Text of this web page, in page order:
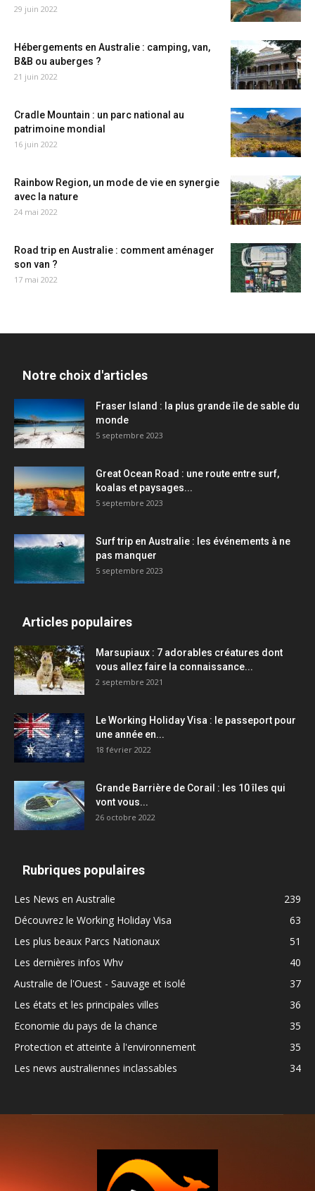
29 juin 2022
Hébergements en Australie : camping, van,
B&B ou auberges ?
21 juin 2022
Cradle Mountain : un parc national au
patrimoine mondial
16 juin 2022
Rainbow Region, un mode de vie en synergie
avec la nature
24 mai 2022
Road trip en Australie : comment aménager
son van ?
17 mai 2022
Notre choix d'articles
Fraser Island : la plus grande île de sable du
monde
5 septembre 2023
Great Ocean Road : une route entre surf,
koalas et paysages...
5 septembre 2023
Surf trip en Australie : les événements à ne
pas manquer
5 septembre 2023
Articles populaires
Marsupiaux : 7 adorables créatures dont
vous allez faire la connaissance...
2 septembre 2021
Le Working Holiday Visa : le passeport pour
une année en...
18 février 2022
Grande Barrière de Corail : les 10 îles qui
vont vous...
26 octobre 2022
Rubriques populaires
Les News en Australie
239
Découvrez le Working Holiday Visa
63
Les plus beaux Parcs Nationaux
51
Les dernières infos Whv
40
Australie de l'Ouest - Sauvage et isolé
37
Les états et les principales villes
36
Economie du pays de la chance
35
Protection et atteinte à l'environnement
35
Les news australiennes inclassables
34